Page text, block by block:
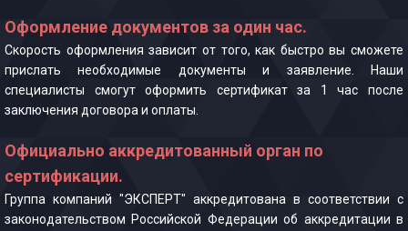
Оформление документов за один час.
Скорость оформления зависит от того, как быстро вы сможете
прислать необходимые документы и заявление. Наши
специалисты смогут оформить сертификат за 1 час после
заключения договора и оплаты.
Официально аккредитованный орган по
сертификации.
Группа компаний "ЭКСПЕРТ" аккредитована в соответствии с
законодательством Российской Федерации об аккредитации в